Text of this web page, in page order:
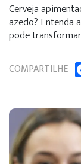
Cerveja
azedo? Entenda
pode
COMPARTILHE